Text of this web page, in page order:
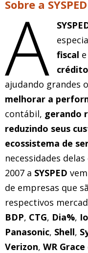
Sobre a SYSPED
A
fiscal
ajudando grandes
melhorar a
contábil, gerando
reduzindo seus
ecossistema de
necessidades
2007 a SYSPED
de empresas que
respectivos
BDP, CTG, Dia%,
Panasonic, Shell,
Verizon, WR Grace